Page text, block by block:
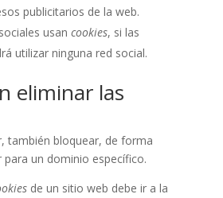
publicitarios de la web.
usan cookies, si las
utilizar ninguna red social.
eliminar las
también bloquear, de forma
para un dominio específico.
de un sitio web debe ir a la